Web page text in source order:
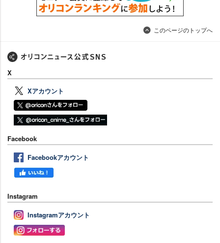
このページのトップへ
X
Xアカウント
Facebook
Facebookアカウント
Instagram
Instagramアカウント